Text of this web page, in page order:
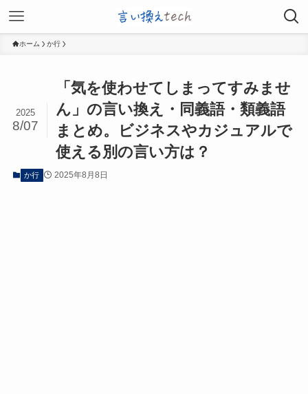
ホーム か行
「気を使わせてしまってすみませ
ん」の言い換え・同義語・類義語
まとめ。ビジネスやカジュアルで
使える別の言い方は？
2025
8/07
か行 2025年8月8日